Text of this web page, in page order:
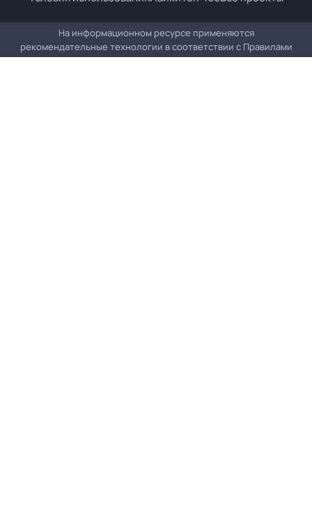
На информационном ресурсе применяются
рекомендательные технологии в соответствии с Правилами